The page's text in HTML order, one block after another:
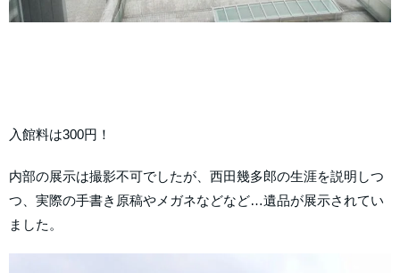
入館料は300円！
内部の展示は撮影不可でしたが、西田幾多郎の生涯を説明しつ
つ、実際の手書き原稿やメガネなどなど…遺品が展示されてい
ました。